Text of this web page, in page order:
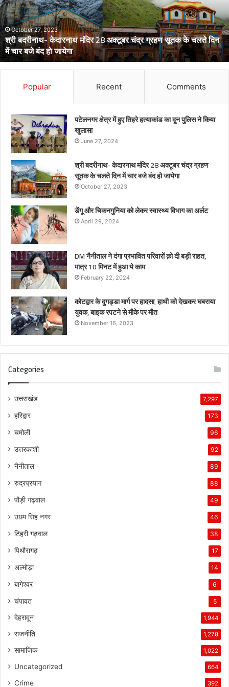
स्वास्थ्य
विभाग
का
अर्लटApril 29, 2024
डेंगू और चिकनगुनिया को लेकर स्वास्थ्य विभाग का अर्लट
Popular Recent Comments
पटेलनगर क्षेत्र में हुए तिहरे हत्याकांड का दून पुलिस ने किया
खुलासा
June 27, 2024
श्री बदरीनाथ- केदारनाथ मंदिर 28 अक्टूबर चंद्र ग्रहण
सूतक के चलते दिन में चार बजे बंद हो जायेगा
October 27, 2023
डेंगू और चिकनगुनिया को लेकर स्वास्थ्य विभाग का अर्लट
April 29, 2024
DM नैनीताल ने दंगा प्रभावित परिवारों क़ो दी बड़ी राहत,
मात्र 10 मिनट में हुआ ये काम
February 22, 2024
कोटद्वार के दुगड्डा मार्ग पर हादसा, हाथी को देखकर घबराया
युवक, बाइक रपटने से मौके पर मौत
November 16, 2023
Categories
उत्तराखंड 7,297
हरिद्वार 173
चमोली 96
उत्तरकाशी 92
नैनीताल 89
रुद्रप्रयाग 88
पौड़ी गढ़वाल 49
उधम सिंह नगर 46
टिहरी गढ़वाल 38
पिथौरागढ़ 17
अल्मोड़ा 14
बागेश्वर 6
चंपावत 5
देहरादून 1,944
राजनीति 1,278
सामाजिक 1,022
Uncategorized 664
Crime 392